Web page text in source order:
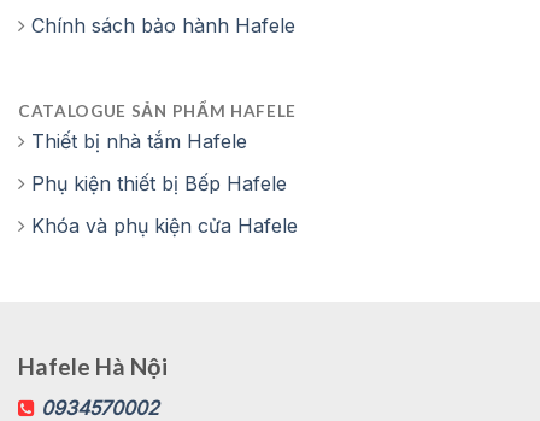
Kích thước chiều sâu có tay nắm: 742mm
Chính sách bảo hành Hafele
CATALOGUE SẢN PHẨM HAFELE
Thiết bị nhà tắm Hafele
Phụ kiện thiết bị Bếp Hafele
Khóa và phụ kiện cửa Hafele
Hafele Hà Nội
0934570002